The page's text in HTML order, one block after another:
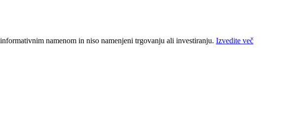
namenom in niso namenjeni trgovanju ali investiranju. Izvedite več